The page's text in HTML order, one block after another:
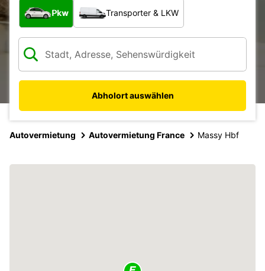
Welche Art von Fahrzeug?
Pkw Transporter & LKW
Abholort auswählen
Autovermietung Autovermietung France Massy Hbf